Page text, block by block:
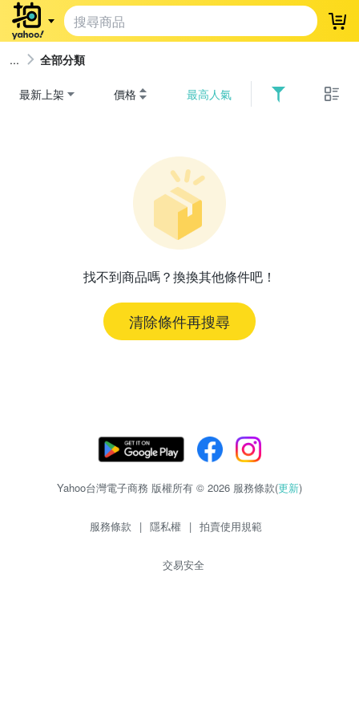
登
全部分類
最新上架 價格 最高人氣
找不到商品嗎？換換其他條件吧！
清除條件再搜尋
Yahoo台灣電子商務 版權所有 © 2026 服務條款(更新)
服務條款 | 隱私權 | 拍賣使用規範
交易安全